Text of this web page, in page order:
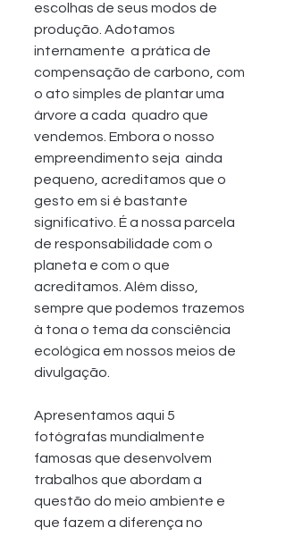
escolhas de seus modos de
produção. Adotamos
internamente  a prática de
compensação de carbono, com
o ato simples de plantar uma
árvore a cada  quadro que
vendemos. Embora o nosso
empreendimento seja  ainda
pequeno, acreditamos que o
gesto em si é bastante
significativo. É a nossa parcela
de responsabilidade com o
planeta e com o que
acreditamos. Além disso,
sempre que podemos trazemos
à tona o tema da consciência
ecológica em nossos meios de
divulgação.
Apresentamos aqui 5
fotógrafas mundialmente
famosas que desenvolvem
trabalhos que abordam a
questão do meio ambiente e
que fazem a diferença no